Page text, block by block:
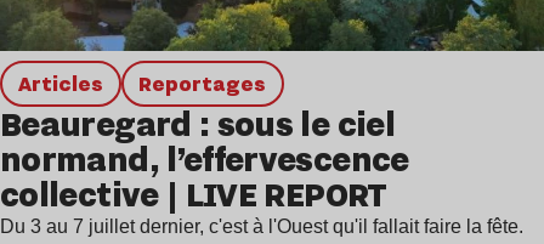
Articles Reportages
Beauregard : sous le ciel
normand, l’effervescence
collective | LIVE REPORT
Du 3 au 7 juillet dernier, c'est à l'Ouest qu'il fallait faire la fête.